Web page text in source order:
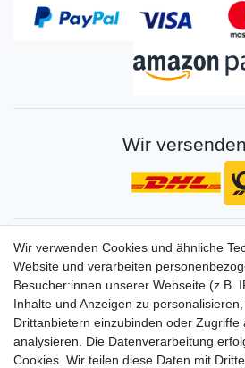
Wir
Gerne halten wir sie auf
VORNAME
Newsletter
Honig
Hiermit bestätige ich, dass ich die
Wir verwenden Cookies und ähnliche
Website und verarbeiten
Besucher:innen unserer Webseite (z.B.
Inhalte und Anzeigen zu
Drittanbietern einzubinden oder Zugriffe
analysieren. Die Datenverarbeitung
Cookies. Wir teilen diese Daten mit